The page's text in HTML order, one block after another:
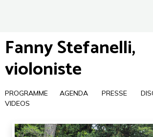
Fanny Stefanelli,
violoniste
PROGRAMME AGENDA PRESSE
VIDEOS